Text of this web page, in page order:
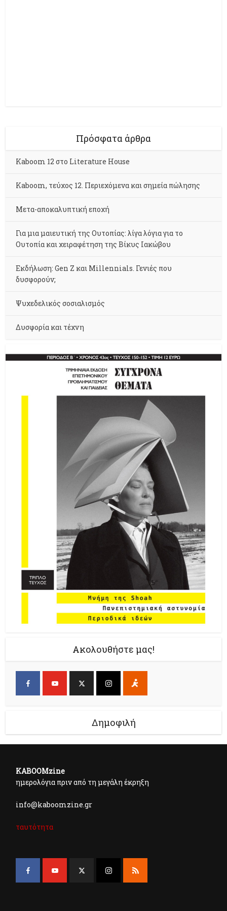
Πρόσφατα άρθρα
Kaboom 12 στο Literature House
Kaboom, τεύχος 12. Περιεχόμενα και σημεία πώλησης
Μετα-αποκαλυπτική εποχή
Για μια μαιευτική της Ουτοπίας: λίγα λόγια για το
Ουτοπία και χειραφέτηση της Βίκυς Ιακώβου
Εκδήλωση: Gen Z και Millennials. Γενιές που
δυσφορούν;
Ψυχεδελικός σοσιαλισμός
Δυσφορία και τέχνη
Ακολουθήστε μας!
Δημοφιλή
KABOOMzine
ημερολόγια πριν από τη μεγάλη έκρηξη
info@kaboomzine.gr
ταυτότητα